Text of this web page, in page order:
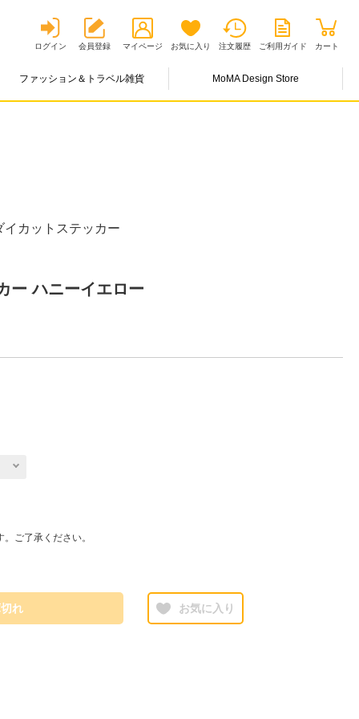
ログイン 会員登録 マイページ お気に入り 注文履歴 ご利用ガイド カート
ファッション＆トラベル雑貨 MoMA Design Store
カットステッカー
ー ハニーイエロー
ご了承ください。
れ お気に入り